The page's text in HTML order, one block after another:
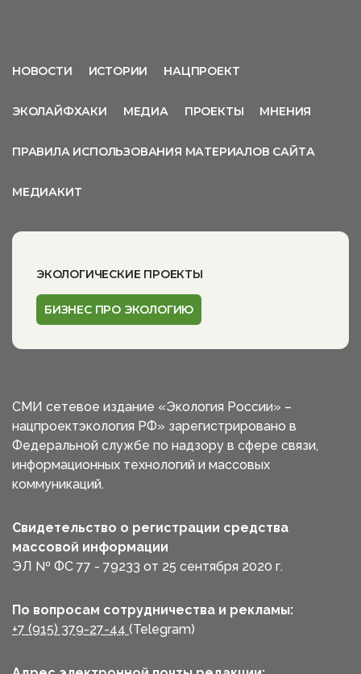
НОВОСТИ ИСТОРИИ НАЦПРОЕКТ
ЭКОЛАЙФХАКИ МЕДИА ПРОЕКТЫ МНЕНИЯ
ПРАВИЛА ИСПОЛЬЗОВАНИЯ МАТЕРИАЛОВ САЙТА
МЕДИАКИТ
ЭКОЛОГИЧЕСКИЕ ПРОЕКТЫ
БИЗНЕС ПРО ЭКОЛОГИЮ
СМИ сетевое издание «Экология России» –
нацпроектэкология РФ» зарегистрировано в
Федеральной службе по надзору в сфере связи,
информационных технологий и массовых
коммуникаций.
Свидетельство о регистрации средства
массовой информации
ЭЛ № ФС 77 - 79233 от 25 сентября 2020 г.
По вопросам сотрудничества и рекламы:
+7 (915) 379-27-44 (Telegram)